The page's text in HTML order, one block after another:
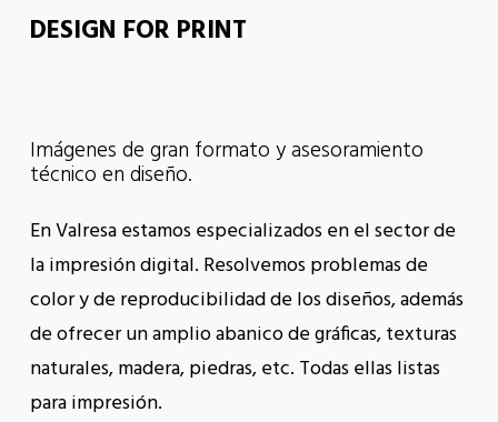
DESIGN FOR PRINT
Imágenes de gran formato y asesoramiento
técnico en diseño.
En Valresa estamos especializadosen el sector de
la impresióndigital. Resolvemos problemas de
color y dereproducibilidad de los diseños, además
deofrecerun amplio abanico de gráficas, texturas
naturales, madera, piedras, etc. Todas ellas listas
para impresión.